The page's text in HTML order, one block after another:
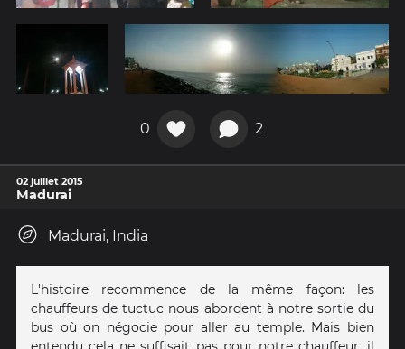
0 2
02 juillet 2015
Madurai
Madurai, India
L'histoire recommence de la même façon: les
chauffeurs de tuctuc nous abordent à notre sortie du
bus où on négocie pour aller au temple. Mais bien